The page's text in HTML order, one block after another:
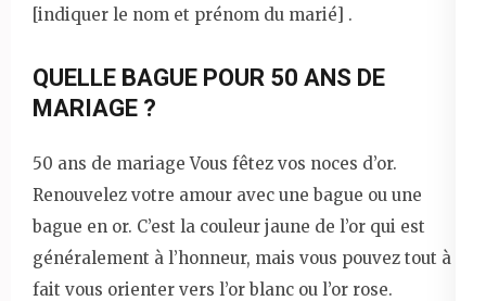
[indiquer le nom et prénom du marié] .
QUELLE BAGUE POUR 50 ANS DE
MARIAGE ?
50 ans de mariage Vous fêtez vos noces d’or.
Renouvelez votre amour avec une bague ou une
bague en or. C’est la couleur jaune de l’or qui est
généralement à l’honneur, mais vous pouvez tout à
fait vous orienter vers l’or blanc ou l’or rose.